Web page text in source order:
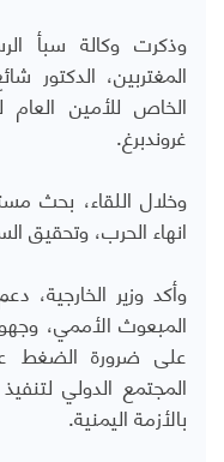
وذكرت وكالة سبأ
المغتربين، الدكتور
الخاص للأمين
غروندبرغ.
وخلال اللقاء، بحث
انهاء الحرب، وتحقيق
وأكد وزير الخارجية،
المبعوث الأممي،
على ضرورة الضغط
المجتمع الدولي
بالأزمة اليمنية.